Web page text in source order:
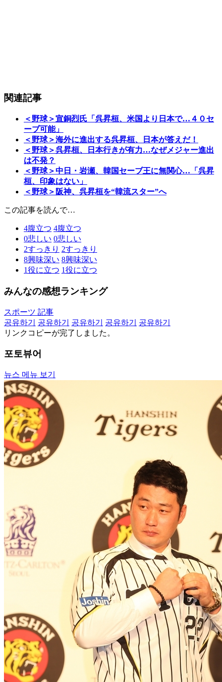
関連記事
＜野球＞宣銅烈氏「呉昇桓、米国より日本で…４０セ
ーブ可能」
＜野球＞海外に進出する呉昇桓、日本が答えだ！
＜野球＞呉昇桓、日本行きが有力…なぜメジャー進出
は不発？
＜野球＞中日・岩瀬、韓国セーブ王に無関心…「呉昇
桓、印象はない」
＜野球＞阪神、呉昇桓を“韓流スター”へ
この記事を読んで…
4腹立つ 4腹立つ
0悲しい 0悲しい
2すっきり 2すっきり
8興味深い 8興味深い
1役に立つ 1役に立つ
みんなの感想ランキング
スポーツ 記事
공유하기
공유하기 공유하기 공유하기
공유하기
リンクコピーが完了しました。
포토뷰어
뉴스 메뉴 보기